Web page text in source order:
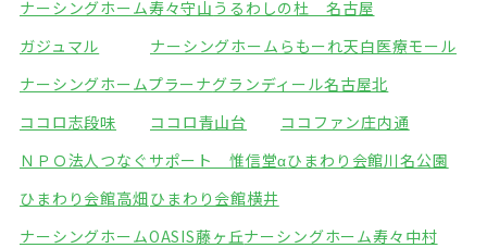
ナーシングホーム寿々守山 うるわしの杜 名古屋
ガジュマル
ナーシングホームらもーれ天白医療モール
ナーシングホームプラーナグランディール名古屋北
ココロ志段味
ココロ青山台
ココファン庄内通
ＮＰＯ法人つなぐサポート 惟信堂αひまわり会館川名公園
ひまわり会館高畑ひまわり会館横井
ナーシングホームOASIS藤ヶ丘ナーシングホーム寿々中村